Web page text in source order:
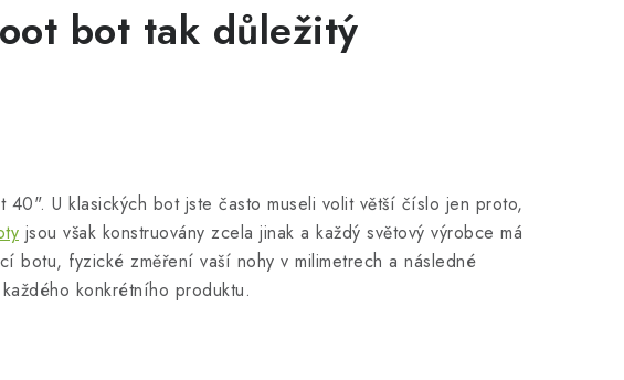
bot tak důležitý
U klasických bot jste často museli volit větší číslo jen proto,
jsou však konstruovány zcela jinak a každý světový výrobce má
botu, fyzické změření vaší nohy v milimetrech a následné
konkrétního produktu.